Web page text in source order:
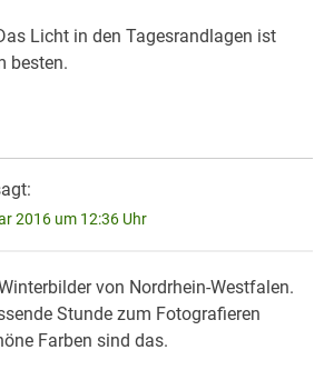
Licht in den Tagesrandlagen ist
besten.
2016 um 12:36 Uhr
von Nordrhein-Westfalen.
Stunde zum Fotografieren
Farben sind das.